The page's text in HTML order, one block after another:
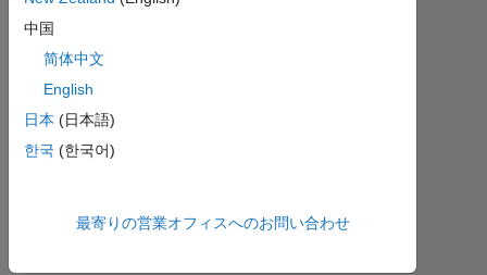
MATLAB Answers
コントリビューション L
-2
-1
1
2
3
06/26
中国
简体中文
English
日本 (日本語)
한국 (한국어)
最寄りの営業オフィスへのお問い合わせ